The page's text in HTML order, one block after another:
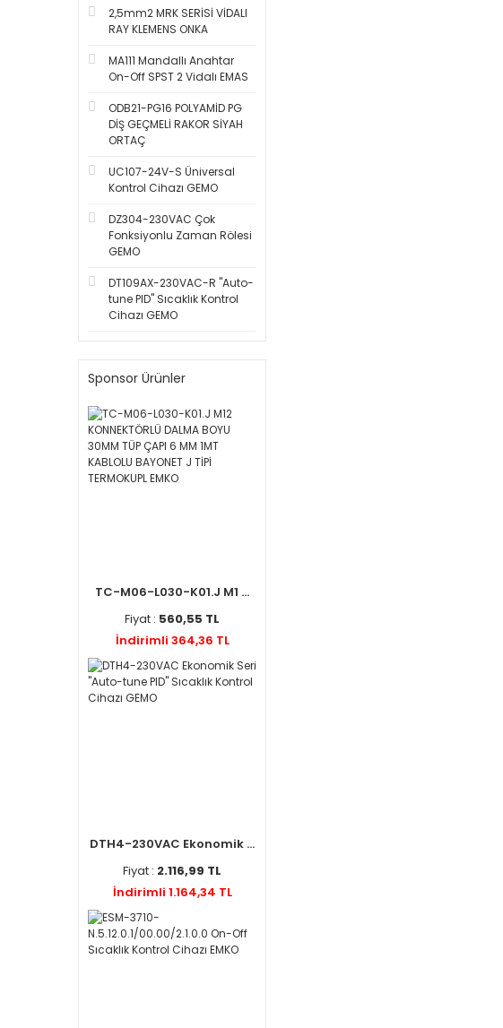
2,5mm2 MRK SERİSİ VİDALI
RAY KLEMENS ONKA
MA111 Mandallı Anahtar
On-Off SPST 2 Vidalı EMAS
ODB21-PG16 POLYAMİD PG
DİŞ GEÇMELİ RAKOR SİYAH
ORTAÇ
UC107-24V-S Üniversal
Kontrol Cihazı GEMO
DZ304-230VAC Çok
Fonksiyonlu Zaman Rölesi
GEMO
DT109AX-230VAC-R ''Auto-
tune PID'' Sıcaklık Kontrol
Cihazı GEMO
Sponsor Ürünler
TC-M06-L030-K01.J M1 ...
Fiyat : 560,55 TL
İndirimli 364,36 TL
DTH4-230VAC Ekonomik ...
Fiyat : 2.116,99 TL
İndirimli 1.164,34 TL